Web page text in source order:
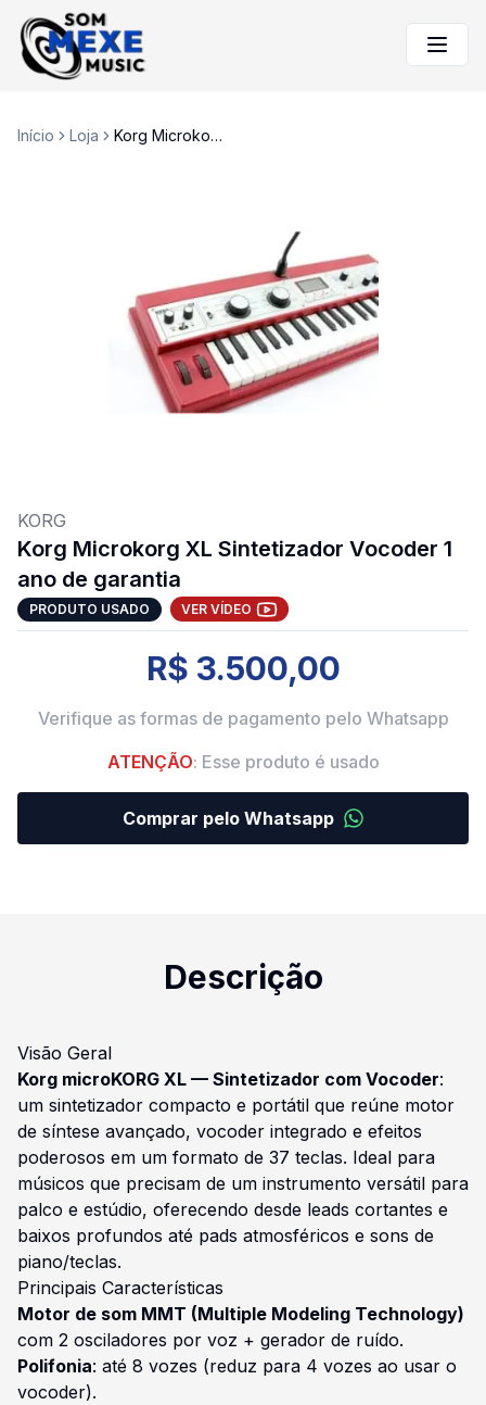
Início Loja Korg Microkorg XL Sintetizador Vocoder 1 ano de garantia
KORG
Korg Microkorg XL Sintetizador Vocoder 1
ano de garantia
PRODUTO USADO VER VÍDEO
R$ 3.500,00
Verifique as formas de pagamento pelo Whatsapp
ATENÇÃO: Esse produto é usado
Comprar pelo Whatsapp
Descrição
Visão Geral
Korg microKORG XL — Sintetizador com Vocoder:
um sintetizador compacto e portátil que reúne motor
de síntese avançado, vocoder integrado e efeitos
poderosos em um formato de 37 teclas. Ideal para
músicos que precisam de um instrumento versátil para
palco e estúdio, oferecendo desde leads cortantes e
baixos profundos até pads atmosféricos e sons de
piano/teclas.
Principais Características
Motor de som MMT (Multiple Modeling Technology)
com 2 osciladores por voz + gerador de ruído.
Polifonia: até 8 vozes (reduz para 4 vozes ao usar o
vocoder).